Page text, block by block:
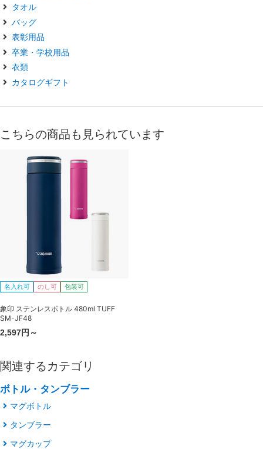
タオル
バッグ
表彰用品
卒業・学校用品
衣類
カタログギフト
こちらの商品も見られています
名入れ可 のし可 包装可
象印 ステンレスボトル 480ml TUFF
SM-JF48
2,597円～
関連するカテゴリ
ボトル・タンブラー
マグボトル
タンブラー
マグカップ